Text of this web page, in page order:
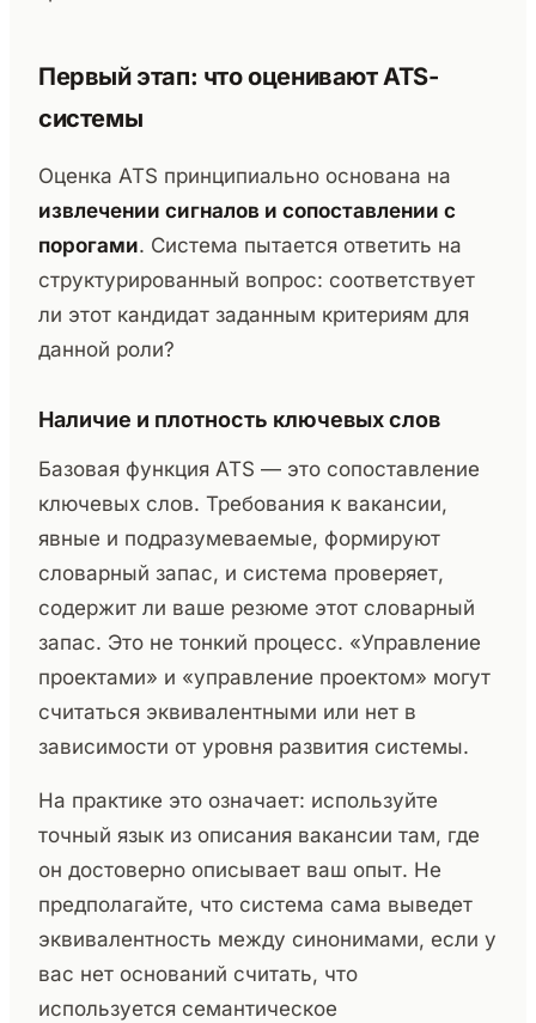
Первый этап: что оценивают ATS-
системы
Оценка ATS принципиально основана на
извлечении сигналов и сопоставлении с
порогами. Система пытается ответить на
структурированный вопрос: соответствует
ли этот кандидат заданным критериям для
данной роли?
Наличие и плотность ключевых слов
Базовая функция ATS — это сопоставление
ключевых слов. Требования к вакансии,
явные и подразумеваемые, формируют
словарный запас, и система проверяет,
содержит ли ваше резюме этот словарный
запас. Это не тонкий процесс. «Управление
проектами» и «управление проектом» могут
считаться эквивалентными или нет в
зависимости от уровня развития системы.
На практике это означает: используйте
точный язык из описания вакансии там, где
он достоверно описывает ваш опыт. Не
предполагайте, что система сама выведет
эквивалентность между синонимами, если у
вас нет оснований считать, что
используется семантическое